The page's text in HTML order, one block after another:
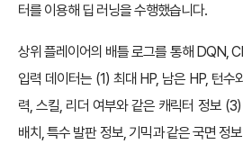
터를 이용해 딥 러닝을 수행했습니다.
상위 플레이어의 배틀 로그를 통해 DQN,
입력 데이터는 (1) 최대 HP, 남은 HP, 턴수
력, 스킬, 리더 여부와 같은 캐릭터 정보
배치, 특수 발판 정보, 기믹과 같은 국면 정